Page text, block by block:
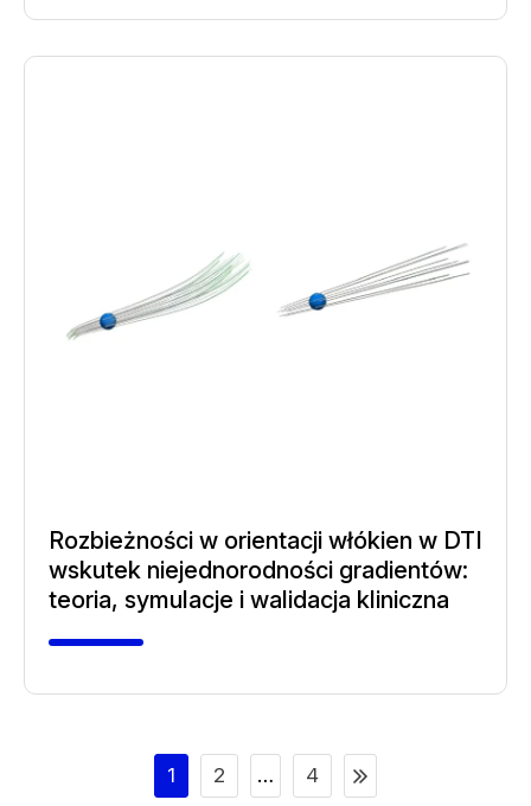
Rozbieżności w orientacji włókien w DTI
wskutek niejednorodności gradientów:
teoria, symulacje i walidacja kliniczna
1 2 … 4